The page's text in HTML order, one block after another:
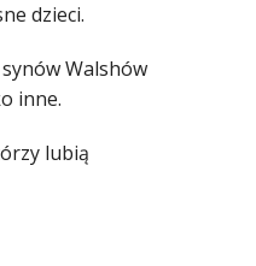
dzieci.
Walshów
inne.
lubią